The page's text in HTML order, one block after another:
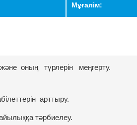
Мұғалім:
оның түрлерін меңгерту.
арттыру.
тәрбиелеу.